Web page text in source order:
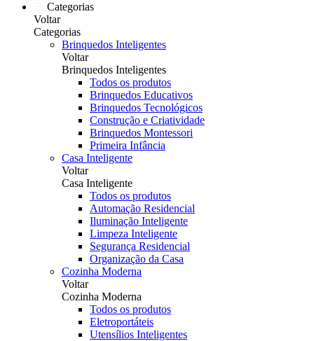
Categorias
Voltar
Categorias
Brinquedos Inteligentes
Voltar
Brinquedos Inteligentes
Todos os produtos
Brinquedos Educativos
Brinquedos Tecnológicos
Construção e Criatividade
Brinquedos Montessori
Primeira Infância
Casa Inteligente
Voltar
Casa Inteligente
Todos os produtos
Automação Residencial
Iluminação Inteligente
Limpeza Inteligente
Segurança Residencial
Organização da Casa
Cozinha Moderna
Voltar
Cozinha Moderna
Todos os produtos
Eletroportáteis
Utensílios Inteligentes